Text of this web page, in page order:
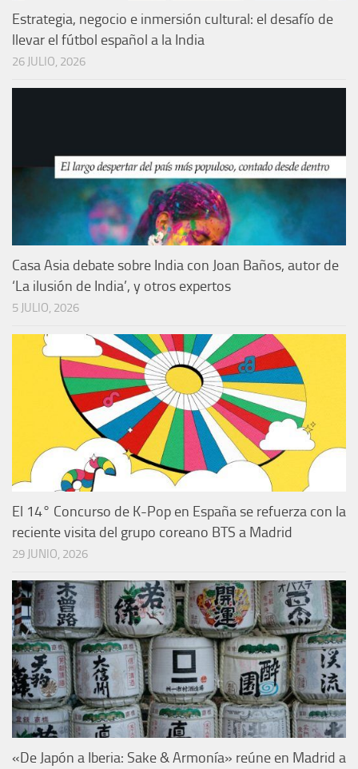
Estrategia, negocio e inmersión cultural: el desafío de
llevar el fútbol español a la India
26 JULIO, 2026
Casa Asia debate sobre India con Joan Baños, autor de
‘La ilusión de India’, y otros expertos
5 JULIO, 2026
El 14° Concurso de K-Pop en España se refuerza con la
reciente visita del grupo coreano BTS a Madrid
29 JUNIO, 2026
«De Japón a Iberia: Sake & Armonía» reúne en Madrid a